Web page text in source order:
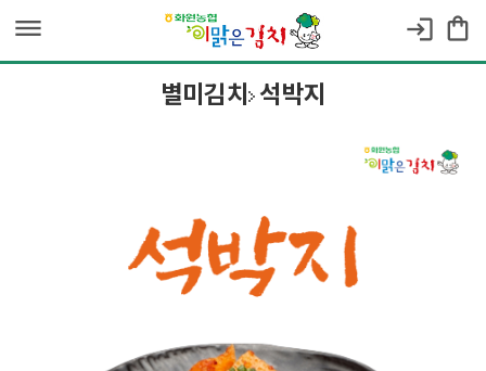
dehaze login shopping_bag
별미김치 석박지